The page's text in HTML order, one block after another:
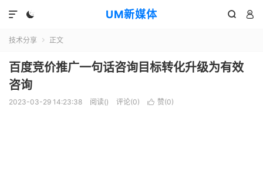
UM新媒体
  

技术分享  正文
百度竞价推广一句话咨询目标转化升级为有效
咨询
2023-03-29 14:23:38 阅读() 评论(0)  赞(0)